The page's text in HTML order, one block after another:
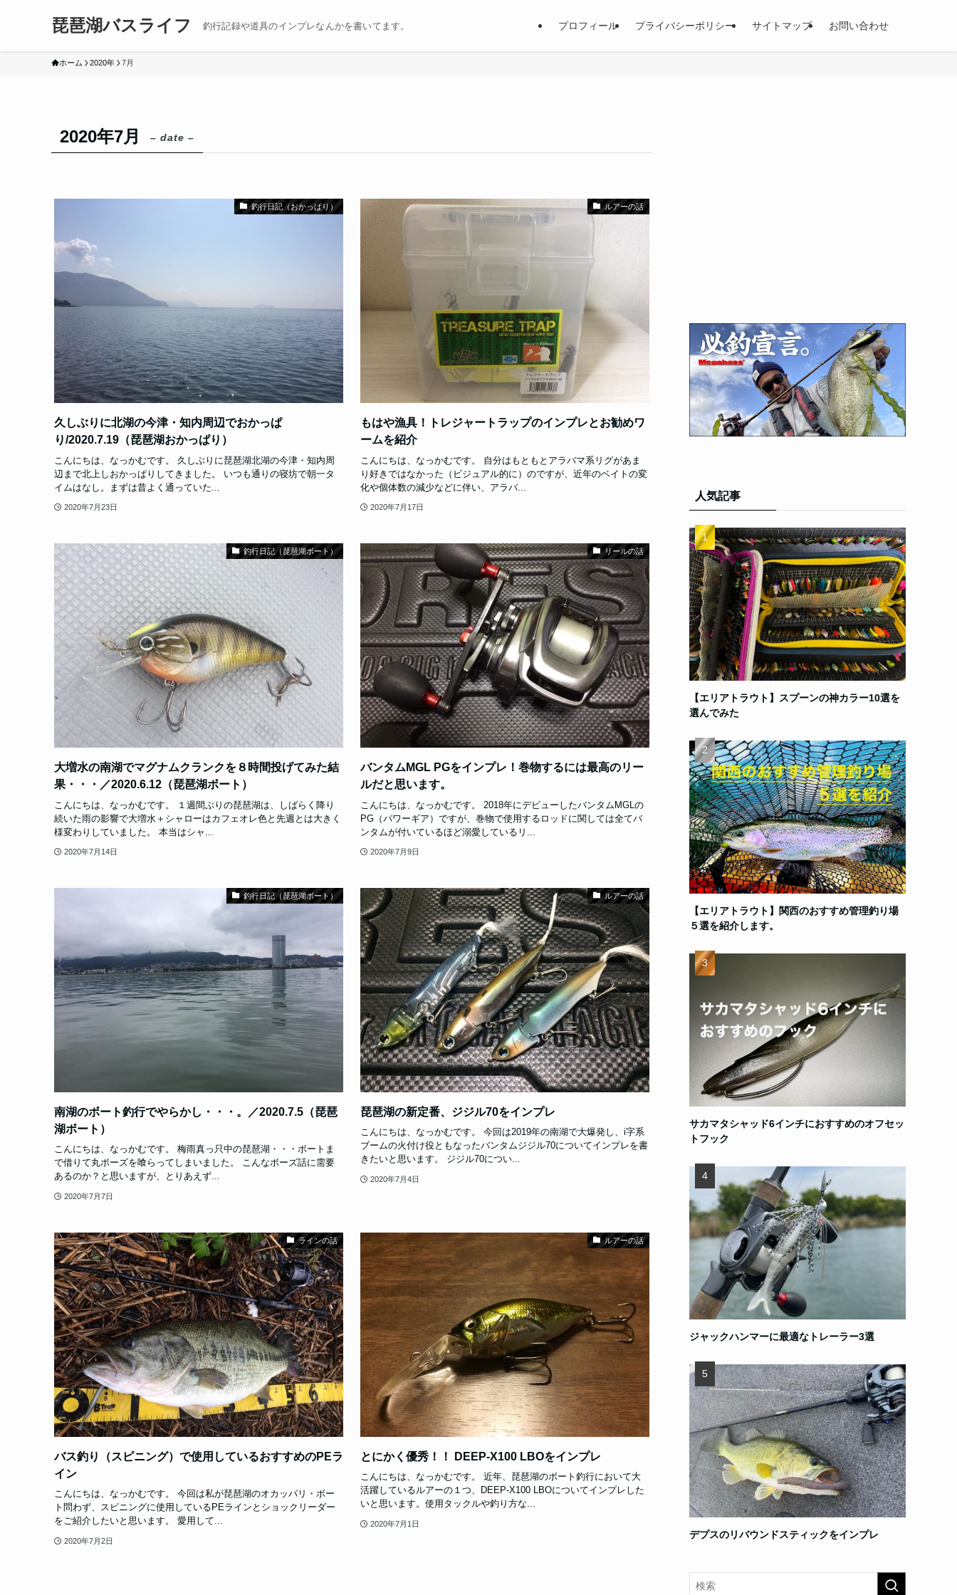
琵琶湖バスライフ 釣行記録や道具のインプレなんかを書いてます。 プロフィール プライバシーポリシー サイトマップ お問い合わせ
ホーム 2020年 7月
2020年7月 – date –
釣行日記（おかっぱり）
久しぶりに北湖の今津・知内周辺でおかっぱ
り/2020.7.19（琵琶湖おかっぱり）
こんにちは、なっかむです。 久しぶりに琵琶湖北湖の今津・知内周
辺まで北上しおかっぱりしてきました。 いつも通りの寝坊で朝一タ
イムはなし。まずは昔よく通っていた...
2020年7月23日
ルアーの話
もはや漁具！トレジャートラップのインプレとお勧めワ
ームを紹介
こんにちは、なっかむです。 自分はもともとアラバマ系リグがあま
り好きではなかった（ビジュアル的に）のですが、近年のベイトの変
化や個体数の減少などに伴い、アラバ...
2020年7月17日
釣行日記（琵琶湖ボート）
大増水の南湖でマグナムクランクを８時間投げてみた結
果・・・／2020.6.12（琵琶湖ボート）
こんにちは、なっかむです。 １週間ぶりの琵琶湖は、しばらく降り
続いた雨の影響で大増水＋シャローはカフェオレ色と先週とは大きく
様変わりしていました。 本当はシャ...
2020年7月14日
リールの話
バンタムMGL PGをインプレ！巻物するには最高のリー
ルだと思います。
こんにちは、なっかむです。 2018年にデビューしたバンタムMGLの
PG（パワーギア）ですが、巻物で使用するロッドに関しては全てバ
ンタムが付いているほど溺愛しているリ...
2020年7月9日
釣行日記（琵琶湖ボート）
南湖のボート釣行でやらかし・・・。／2020.7.5（琵琶
湖ボート）
こんにちは、なっかむです。 梅雨真っ只中の琵琶湖・・・ボートま
で借りて丸ボーズを喰らってしまいました。 こんなボーズ話に需要
あるのか？と思いますが、とりあえず...
2020年7月7日
ルアーの話
琵琶湖の新定番、ジジル70をインプレ
こんにちは、なっかむです。 今回は2019年の南湖で大爆発し、i字系
ブームの火付け役ともなったバンタムジジル70についてインプレを書
きたいと思います。 ジジル70につい...
2020年7月4日
ラインの話
バス釣り（スピニング）で使用しているおすすめのPEラ
イン
こんにちは、なっかむです。 今回は私が琵琶湖のオカッパリ・ボー
ト問わず、スピニングに使用しているPEラインとショックリーダー
をご紹介したいと思います。 愛用して...
2020年7月2日
ルアーの話
とにかく優秀！！ DEEP-X100 LBOをインプレ
こんにちは、なっかむです。 近年、琵琶湖のボート釣行において大
活躍しているルアーの１つ、DEEP-X100 LBOについてインプレした
いと思います。使用タックルや釣り方な...
2020年7月1日
人気記事
【エリアトラウト】スプーンの神カラー10選を
選んでみた
【エリアトラウト】関西のおすすめ管理釣り場
５選を紹介します。
サカマタシャッド6インチにおすすめのオフセッ
トフック
ジャックハンマーに最適なトレーラー3選
デプスのリバウンドスティックをインプレ